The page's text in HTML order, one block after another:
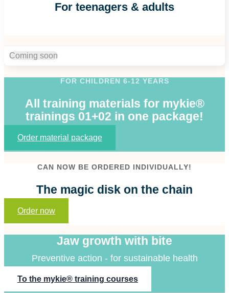
For teenagers & adults
Coming soon
FOR CHILDREN 6-12 YEARS
All training materials for mykie®
trainings 01+02 in one package!
Order material package
CAN NOW BE ORDERED INDIVIDUALLY!
The magic disk on the chain
Order now
Jaw growth with bite
Preventive action - for sustainable health
To the mykie® training courses